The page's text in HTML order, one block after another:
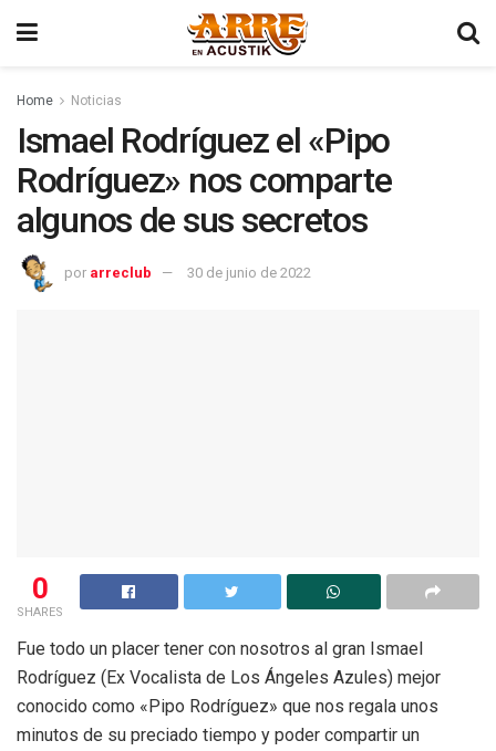
Home Noticias
Ismael Rodríguez el «Pipo
Rodríguez» nos comparte
algunos de sus secretos
por arreclub 30 de junio de 2022
0
SHARES
Fue todo un placer tener con nosotros al gran Ismael
Rodríguez (Ex Vocalista de Los Ángeles Azules) mejor
conocido como «Pipo Rodríguez» que nos regala unos
minutos de su preciado tiempo y poder compartir un